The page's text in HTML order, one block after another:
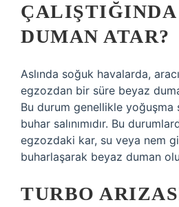
ÇALIŞTIĞINDA
DUMAN ATAR?
Aslında soğuk havalarda, aracı
egzozdan bir süre beyaz
Bu durum genellikle yoğuşma
buhar salınımıdır. Bu
egzozdaki kar, su veya nem
buharlaşarak beyaz duman
TURBO